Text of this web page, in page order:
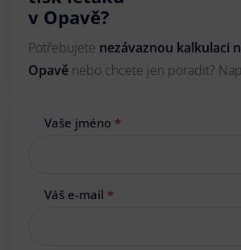
v Opavě?
Potřebujete nezávaznou kalkulaci
Opavě nebo chcete jen poradit?
Vaše jméno *
Váš e-mail *